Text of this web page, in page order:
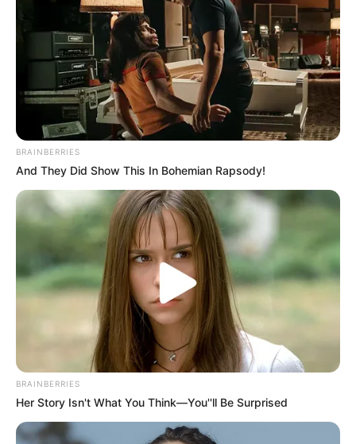
BRAINBERRIES
And They Did Show This In Bohemian Rapsody!
BRAINBERRIES
Her Story Isn't What You Think—You''ll Be Surprised